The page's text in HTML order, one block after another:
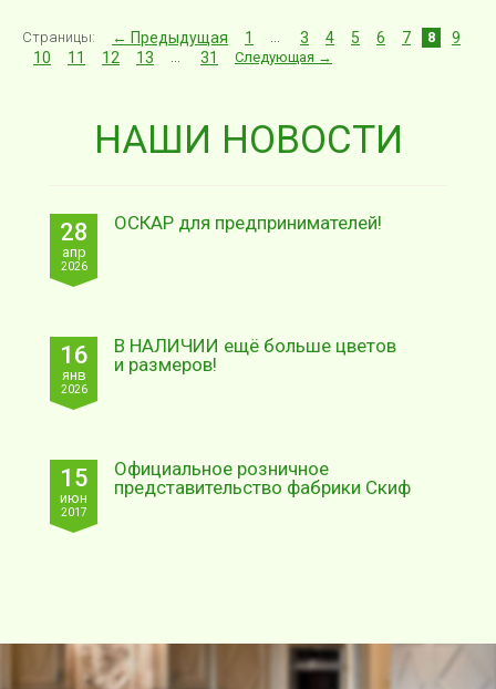
Страницы: ← Предыдущая 1 3 4 5 6 7 8
9
10
11 12 13 31 Следующая →
НАШИ НОВОСТИ
28
апр
2026
ОСКАР для предпринимателей!
16
янв
2026
В НАЛИЧИИ ещё больше цветов
и размеров!
15
июн
2017
Официальное розничное
представительство фабрики Скиф